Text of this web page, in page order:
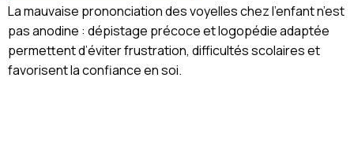
La mauvaise prononciation des voyelles chez l’enfant n’est
pas anodine : dépistage précoce et logopédie adaptée
permettent d’éviter frustration, difficultés scolaires et
favorisent la confiance en soi.